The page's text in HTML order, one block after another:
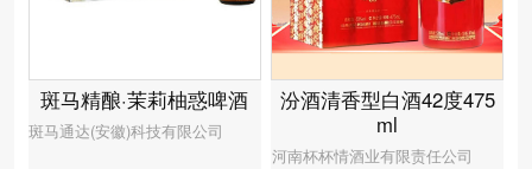
斑马精酿·茉莉柚惑啤酒
斑马通达(安徽)科技有限公司
汾酒清香型白酒42度475
ml
河南杯杯情酒业有限责任公司